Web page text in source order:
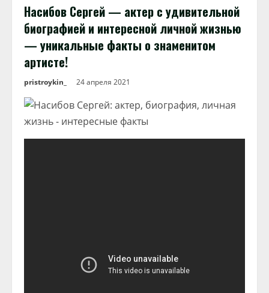
Насибов Сергей — актер с удивительной
биографией и интересной личной жизнью
— уникальные факты о знаменитом
артисте!
pristroykin_ 24 апреля 2021